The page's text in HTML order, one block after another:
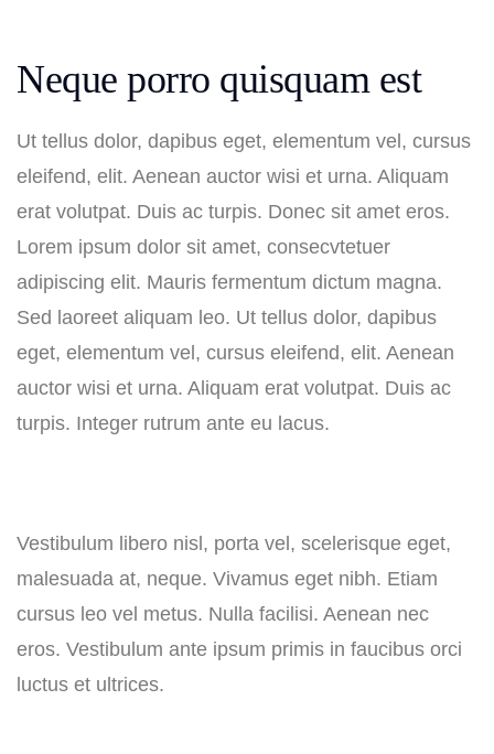
Neque porro quisquam est
Ut tellus dolor, dapibus eget, elementum vel, cursus
eleifend, elit. Aenean auctor wisi et urna. Aliquam
erat volutpat. Duis ac turpis. Donec sit amet eros.
Lorem ipsum dolor sit amet, consecvtetuer
adipiscing elit. Mauris fermentum dictum magna.
Sed laoreet aliquam leo. Ut tellus dolor, dapibus
eget, elementum vel, cursus eleifend, elit. Aenean
auctor wisi et urna. Aliquam erat volutpat. Duis ac
turpis. Integer rutrum ante eu lacus.
Vestibulum libero nisl, porta vel, scelerisque eget,
malesuada at, neque. Vivamus eget nibh. Etiam
cursus leo vel metus. Nulla facilisi. Aenean nec
eros. Vestibulum ante ipsum primis in faucibus orci
luctus et ultrices.